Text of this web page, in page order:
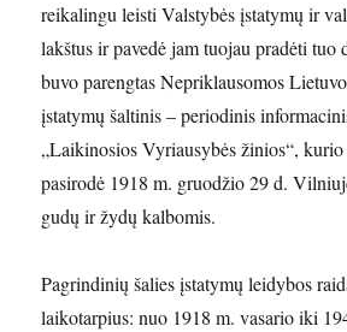
reikalingu leisti Valstybės įstatymų ir
lakštus ir pavedė jam tuojau pradėti
buvo parengtas Nepriklausomos
įstatymų šaltinis – periodinis
„Laikinosios Vyriausybės žinios“,
pasirodė 1918 m. gruodžio 29 d.
gudų ir žydų kalbomis.
Pagrindinių šalies įstatymų leidybos
laikotarpius: nuo 1918 m. vasario iki